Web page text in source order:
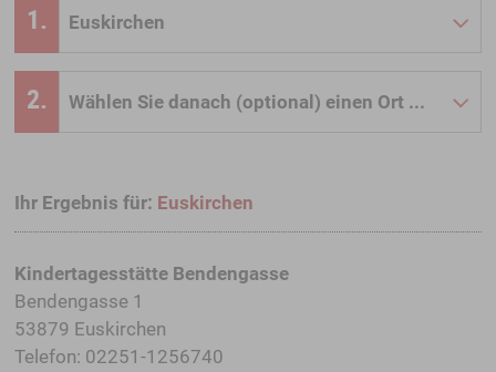
1.
2.
Ihr Ergebnis für: Euskirchen
Kindertagesstätte Bendengasse
Bendengasse 1
53879 Euskirchen
Telefon: 02251-1256740